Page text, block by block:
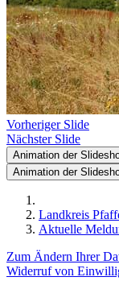
Vorheriger Slide
Nächster Slide
Animation der
Animation der
Landkreis
Aktuelle
Zum Ändern Ihrer
Widerruf von